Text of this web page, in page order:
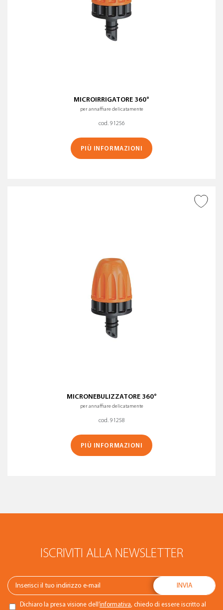
MICROIRRIGATORE 360°
per annaffiare delicatamente
cod. 91256
PIÙ INFORMAZIONI
MICRONEBULIZZATORE 360°
per annaffiare delicatamente
cod. 91258
PIÙ INFORMAZIONI
ISCRIVITI ALLA NEWSLETTER
Dichiaro la presa visione dell’informativa, chiedo di essere iscritto al